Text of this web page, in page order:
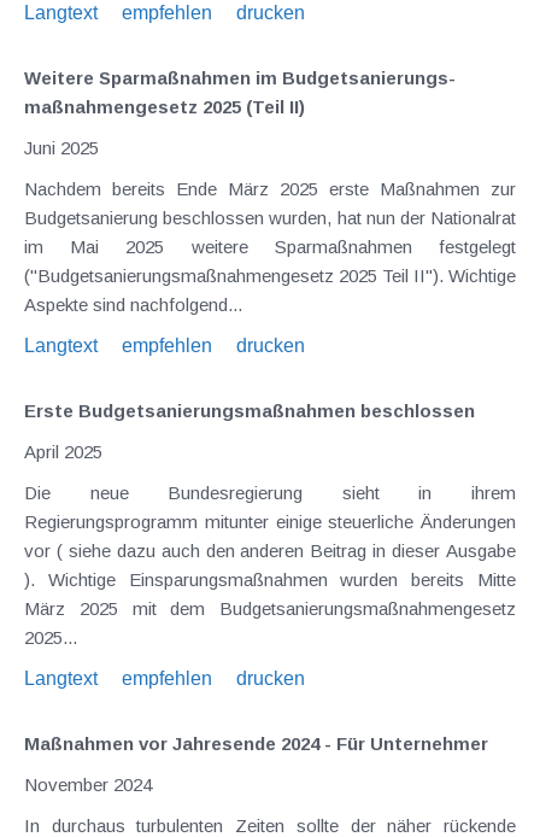
Langtext
empfehlen drucken
Weitere Sparmaßnahmen im Budgetsanierungs­
maßnahmengesetz 2025 (Teil II)
Juni 2025
Nachdem bereits Ende März 2025 erste Maßnahmen zur
Budgetsanierung beschlossen wurden, hat nun der Nationalrat
im Mai 2025 weitere Sparmaßnahmen festgelegt
("Budgetsanierungsmaßnahmengesetz 2025 Teil II"). Wichtige
Aspekte sind nachfolgend...
Langtext
empfehlen drucken
Erste Budgetsanierungs­maßnahmen beschlossen
April 2025
Die neue Bundesregierung sieht in ihrem
Regierungsprogramm mitunter einige steuerliche Änderungen
vor ( siehe dazu auch den anderen Beitrag in dieser Ausgabe
). Wichtige Einsparungsmaßnahmen wurden bereits Mitte
März 2025 mit dem Budgetsanierungsmaßnahmengesetz
2025...
Langtext
empfehlen drucken
Maßnahmen vor Jahresende 2024 - Für Unternehmer
November 2024
In durchaus turbulenten Zeiten sollte der näher rückende